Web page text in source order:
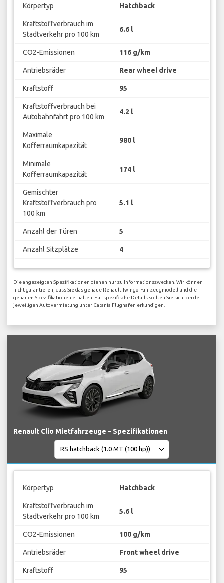
Körpertyp Hatchback
Kraftstoffverbrauch im
Stadtverkehr pro 100 km
6.6 l
CO2-Emissionen 116 g/km
Antriebsräder Rear wheel drive
Kraftstoff 95
Kraftstoffverbrauch bei
Autobahnfahrt pro 100 km
4.2 l
Maximale
Kofferraumkapazität
980 l
Minimale
Kofferraumkapazität
174 l
Gemischter
Kraftstoffverbrauch pro
100 km
5.1 l
Anzahl der Türen 5
Anzahl Sitzplätze 4
Die angezeigten Spezifikationen dienen nur zu Informationszwecken. Wir können
nicht garantieren, dass Sie das genaue Renault Twingo-Fahrzeugmodell und die
genauen Spezifikationen erhalten. Für spezifische Details sollten Sie sich bei der
jeweiligen Autovermietung unter Catania Flughafen erkundigen.
Renault Clio Mietfahrzeuge – Spezifikationen
Körpertyp Hatchback
Kraftstoffverbrauch im
Stadtverkehr pro 100 km
5.6 l
CO2-Emissionen 100 g/km
Antriebsräder Front wheel drive
Kraftstoff 95